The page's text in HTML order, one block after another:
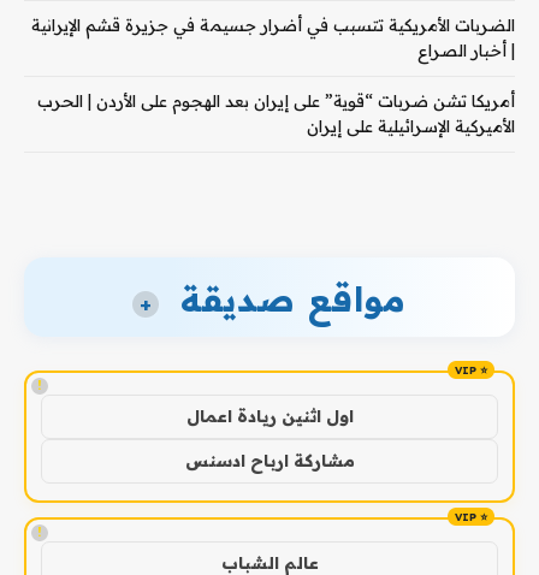
الضربات الأمريكية تتسبب في أضرار جسيمة في جزيرة قشم الإيرانية
| أخبار الصراع
أمريكا تشن ضربات “قوية” على إيران بعد الهجوم على الأردن | الحرب
الأميركية الإسرائيلية على إيران
مواقع صديقة +
!
اول اثنين ريادة اعمال
مشاركة ارباح ادسنس
!
عالم الشباب